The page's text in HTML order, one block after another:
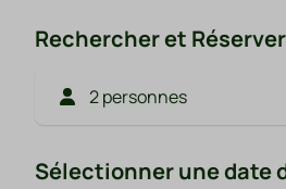
Rechercher et Réserver
2 personnes
Sélectionner une date